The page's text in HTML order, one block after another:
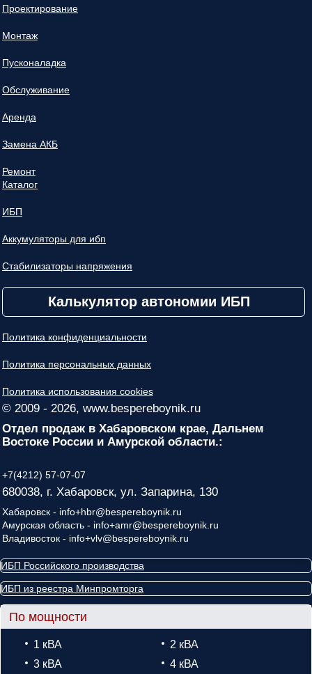
Проектирование
Монтаж
Пусконаладка
Обслуживание
Аренда
Замена АКБ
Ремонт
Каталог
ИБП
Аккумуляторы для ибп
Стабилизаторы напряжения
Калькулятор автономии ИБП
Политика конфиденциальности
Политика персональных данных
Политика использования cookies
© 2009 - 2026, www.bespereboynik.ru
Отдел продаж в Хабаровском крае, Дальнем
Востоке России и Амурской области.:
+7(4212) 57-07-07
680038, г. Хабаровск, ул. Запарина, 130
Хабаровск - info+hbr@bespereboynik.ru
Амурская область - info+amr@bespereboynik.ru
Владивосток - info+vlv@bespereboynik.ru
ИБП Российского производства
ИБП из реестра Минпромторга
По мощности
1 кВА
2 кВА
3 кВА
4 кВА